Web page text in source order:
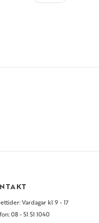
Vardagar kl 9 - 17
08 - 51 51 1040